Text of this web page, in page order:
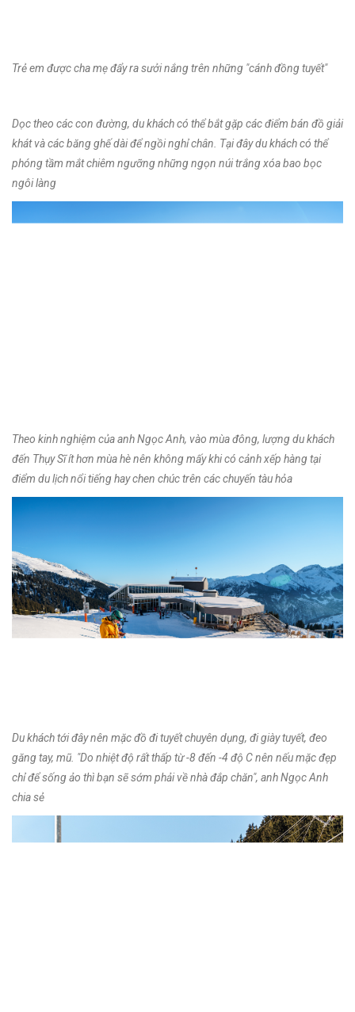
Trẻ em được cha mẹ đẩy ra sưởi nắng trên những "cánh đồng tuyết"
Dọc theo các con đường, du khách có thể bắt gặp các điểm bán đồ giải
khát và các băng ghế dài để ngồi nghỉ chân. Tại đây du khách có thể
phóng tầm mắt chiêm ngưỡng những ngọn núi trắng xóa bao bọc
ngôi làng
Theo kinh nghiệm của anh Ngọc Anh, vào mùa đông, lượng du khách
đến Thụy Sĩ ít hơn mùa hè nên không mấy khi có cảnh xếp hàng tại
điểm du lịch nổi tiếng hay chen chúc trên các chuyến tàu hỏa
Du khách tới đây nên mặc đồ đi tuyết chuyên dụng, đi giày tuyết, đeo
găng tay, mũ. "Do nhiệt độ rất thấp từ -8 đến -4 độ C nên nếu mặc đẹp
chỉ để sống ảo thì bạn sẽ sớm phải về nhà đắp chăn", anh Ngọc Anh
chia sẻ